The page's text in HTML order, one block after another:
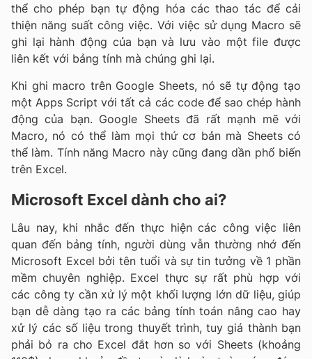
thể cho phép bạn tự động hóa các thao tác để cải
thiện năng suất công việc. Với việc sử dụng Macro sẽ
ghi lại hành động của bạn và lưu vào một file được
liên kết với bảng tính mà chúng ghi lại.
Khi ghi macro trên Google Sheets, nó sẽ tự động tạo
một Apps Script với tất cả các code để sao chép hành
động của bạn. Google Sheets đã rất mạnh mẽ với
Macro, nó có thể làm mọi thứ cơ bản mà Sheets có
thể làm. Tính năng Macro này cũng đang dần phổ biến
trên Excel.
Microsoft Excel dành cho ai?
Lâu nay, khi nhắc đến thực hiện các công việc liên
quan đến bảng tính, người dùng vẫn thường nhớ đến
Microsoft Excel bởi tên tuổi và sự tin tưởng về 1 phần
mềm chuyên nghiệp. Excel thực sự rất phù hợp với
các công ty cần xử lý một khối lượng lớn dữ liệu, giúp
bạn dễ dàng tạo ra các bảng tính toán nâng cao hay
xử lý các số liệu trong thuyết trình, tuy giá thành bạn
phải bỏ ra cho Excel đắt hơn so với Sheets (khoảng